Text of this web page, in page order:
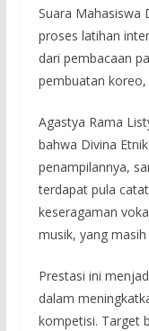
Suara Mahasiswa
proses latihan
dari pembacaan
pembuatan koreo,
Agastya Rama
bahwa Divina
penampilannya,
terdapat pula
keseragaman
musik, yang
Prestasi ini
dalam
kompetisi. Target